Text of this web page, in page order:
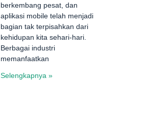
berkembang pesat, dan
aplikasi mobile telah menjadi
bagian tak terpisahkan dari
kehidupan kita sehari-hari.
Berbagai industri
memanfaatkan
Selengkapnya »